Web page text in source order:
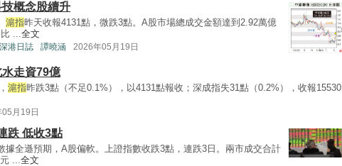
概念股續升
滬指昨天收報4131點，微跌3點。A股市場總成交金額達到2.92萬億
...全文
港日誌 譚曉涵 2026年05月19日
走資79億
滬指昨跌3點（不足0.1%），以4131點報收；深成指失31點（0.2%），收報15530
月19日
跌 低收3點
據全遜預期，A股偏軟。上證指數收跌3點，連跌3日。兩市成交合計
... 全文